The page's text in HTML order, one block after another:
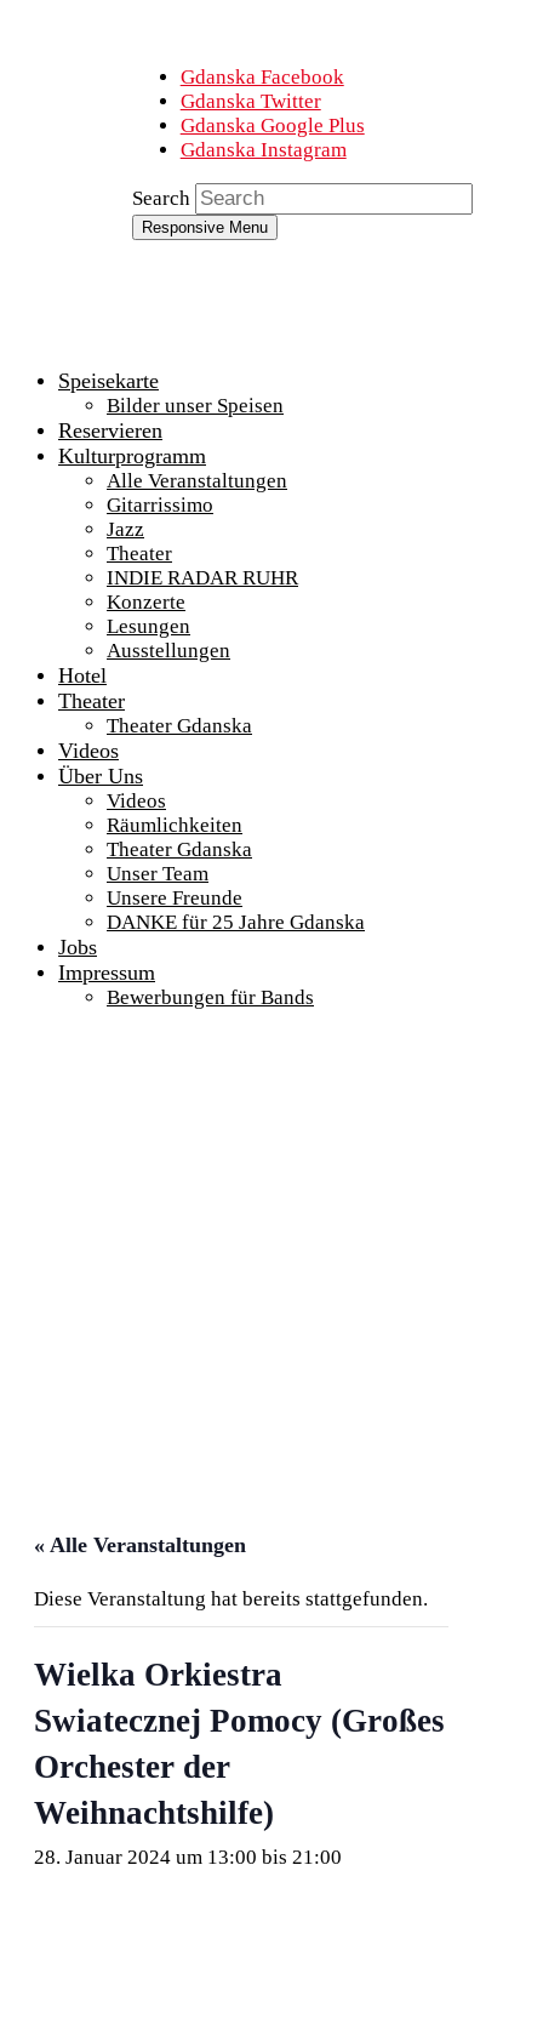
Gdanska Facebook
Gdanska Twitter
Gdanska Google Plus
Gdanska Instagram
Search
Responsive Menu
Speisekarte
Bilder unser Speisen
Reservieren
Kulturprogramm
Alle Veranstaltungen
Gitarrissimo
Jazz
Theater
INDIE RADAR RUHR
Konzerte
Lesungen
Ausstellungen
Hotel
Theater
Theater Gdanska
Videos
Über Uns
Videos
Räumlichkeiten
Theater Gdanska
Unser Team
Unsere Freunde
DANKE für 25 Jahre Gdanska
Jobs
Impressum
Bewerbungen für Bands
« Alle Veranstaltungen
Diese Veranstaltung hat bereits stattgefunden.
Wielka Orkiestra
Swiatecznej Pomocy (Großes
Orchester der
Weihnachtshilfe)
28. Januar 2024 um 13:00 bis 21:00